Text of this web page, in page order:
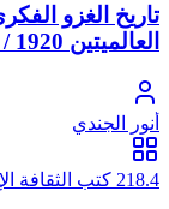
تاريخ الغزو
العالميتين 1920 / 1940
أنور الجندي
218.4 كتب الثقافة الإسلامية العامة